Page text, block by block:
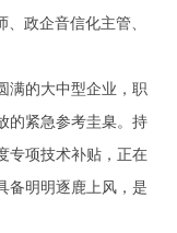
政企音信化主管、
的大中型企业，职
的紧急参考圭臬。持
专项技术补贴，正在
备明明逐鹿上风，是